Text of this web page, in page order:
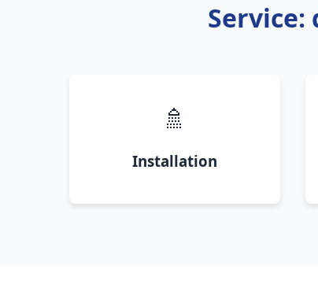
Service:
🚿
Installation